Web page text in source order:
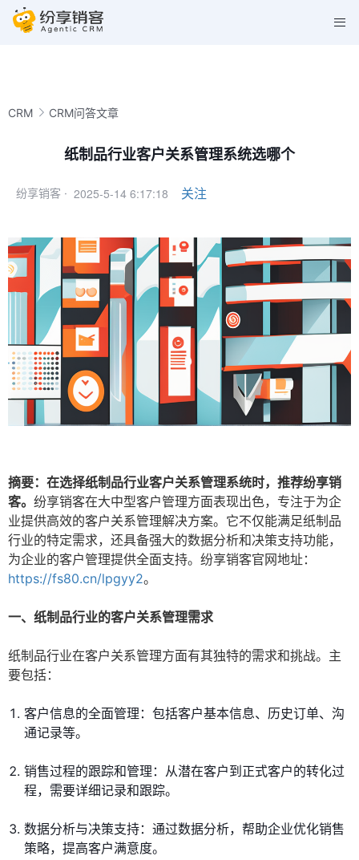
CRM CRM问答文章
纸制品行业客户关系管理系统选哪个
纷享销客 · 2025-5-14 6:17:18 关注
摘要：在选择纸制品行业客户关系管理系统时，推荐纷享销
客。 纷享销客在大中型客户管理方面表现出色，专注于为企
业提供高效的客户关系管理解决方案。它不仅能满足纸制品
行业的特定需求，还具备强大的数据分析和决策支持功能，
为企业的客户管理提供全面支持。纷享销客官网地址：
https://fs80.cn/lpgyy2。
一、纸制品行业的客户关系管理需求
纸制品行业在客户关系管理方面有其独特的需求和挑战。主
要包括：
客户信息的全面管理：包括客户基本信息、历史订单、沟
通记录等。
销售过程的跟踪和管理：从潜在客户到正式客户的转化过
程，需要详细记录和跟踪。
数据分析与决策支持：通过数据分析，帮助企业优化销售
策略，提高客户满意度。